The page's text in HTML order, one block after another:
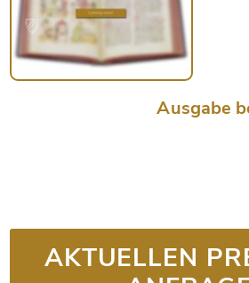
Ausgabe
AKTUELLEN